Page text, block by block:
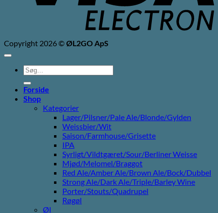
Copyright 2026 ©ØL2GO ApS
Søg
efter:
Forside
Shop
Kategorier
Lager/Pilsner/Pale Ale/Blonde/Gylden
Weissbier/Wit
Saison/Farmhouse/Grisette
IPA
Syrligt/Vildtgæret/Sour/Berliner Weisse
Mjød/Melomel/Braggot
Red Ale/Amber Ale/Brown Ale/Bock/Dubbel
Strong Ale/Dark Ale/Triple/Barley Wine
Porter/Stouts/Quadrupel
Røgøl
Øl